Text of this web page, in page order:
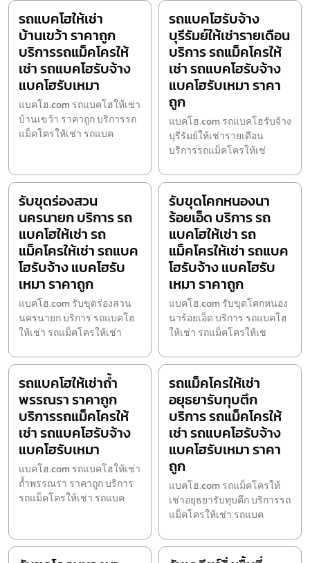
รถแบคโฮให้เช่า
บ้านเขว้า ราคาถูก
บริการรถแม็คโครให้
เช่า รถแบคโฮรับจ้าง
แบคโฮรับเหมา
แบคโฮ.com รถแบคโฮให้เช่า
บ้านเขว้า ราคาถูก บริการรถ
แม็คโครให้เช่า รถแบค
รถแบคโฮรับจ้าง
บุรีรัมย์ให้เช่ารายเดือน
บริการ รถแม็คโครให้
เช่า รถแบคโฮรับจ้าง
แบคโฮรับเหมา ราคา
ถูก
แบคโฮ.com รถแบคโฮรับจ้าง
บุรีรัมย์ให้เช่ารายเดือน
บริการรถแม็คโครให้เช่
รับขุดร่องสวน
นครนายก บริการ รถ
แบคโฮให้เช่า รถ
แม็คโครให้เช่า รถแบค
โฮรับจ้าง แบคโฮรับ
เหมา ราคาถูก
แบคโฮ.com รับขุดร่องสวน
นครนายก บริการ รถแบคโฮ
ให้เช่า รถแม็คโครให้เช่า
รับขุดโคกหนองนา
ร้อยเอ็ด บริการ รถ
แบคโฮให้เช่า รถ
แม็คโครให้เช่า รถแบค
โฮรับจ้าง แบคโฮรับ
เหมา ราคาถูก
แบคโฮ.com รับขุดโคกหนอง
นาร้อยเอ็ด บริการ รถแบคโฮ
ให้เช่า รถแม็คโครให้เช
รถแบคโฮให้เช่าถ้ำ
พรรณรา ราคาถูก
บริการรถแม็คโครให้
เช่า รถแบคโฮรับจ้าง
แบคโฮรับเหมา
แบคโฮ.com รถแบคโฮให้เช่า
ถ้ำพรรณรา ราคาถูก บริการ
รถแม็คโครให้เช่า รถแบค
รถแม็คโครให้เช่า
อยุธยารับทุบตึก
บริการ รถแม็คโครให้
เช่า รถแบคโฮรับจ้าง
แบคโฮรับเหมา ราคา
ถูก
แบคโฮ.com รถแม็คโครให้
เช่าอยุธยารับทุบตึก บริการรถ
แม็คโครให้เช่า รถแบค